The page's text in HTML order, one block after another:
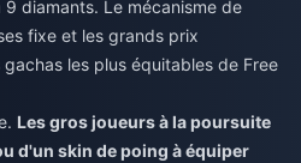
diamants. Le mécanisme de
fixe et les grands prix
les plus équitables de Free
Les gros joueurs à la poursuite
d'un skin de poing à équiper